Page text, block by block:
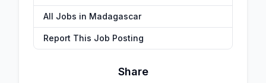
All Jobs in Madagascar
Report This Job Posting
Share